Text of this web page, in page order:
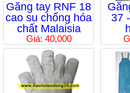
Găng tay RNF 18
cao su chống hóa
chất Malaisia
Giá: 40,000
37